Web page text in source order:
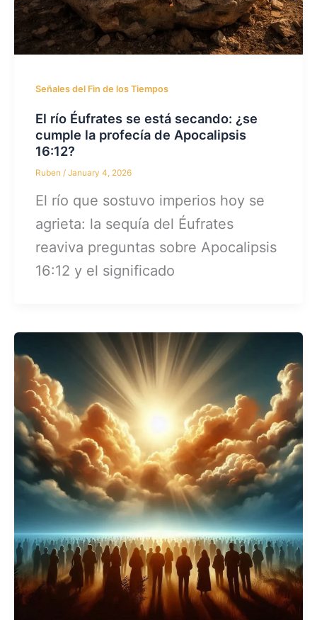
Señales del Fin de los Tiempos
El río Éufrates se está secando: ¿se
cumple la profecía de Apocalipsis
16:12?
Ruben/January 4, 2026
El río que sostuvo imperios hoy se
agrieta: la sequía del Éufrates
reaviva preguntas sobre Apocalipsis
16:12 y el significado